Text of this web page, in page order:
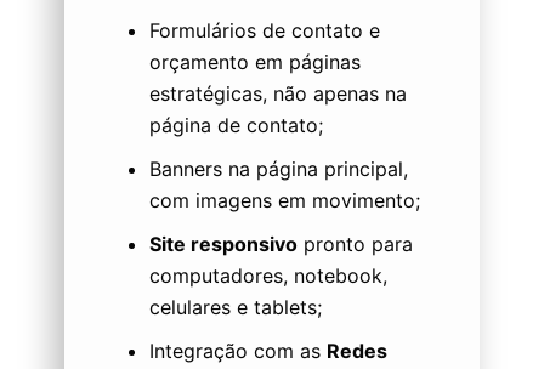
Formulários de contato e
orçamento em páginas
estratégicas, não apenas na
página de contato;
Banners na página principal,
com imagens em movimento;
Site responsivo pronto para
computadores, notebook,
celulares e tablets;
Integração com as Redes